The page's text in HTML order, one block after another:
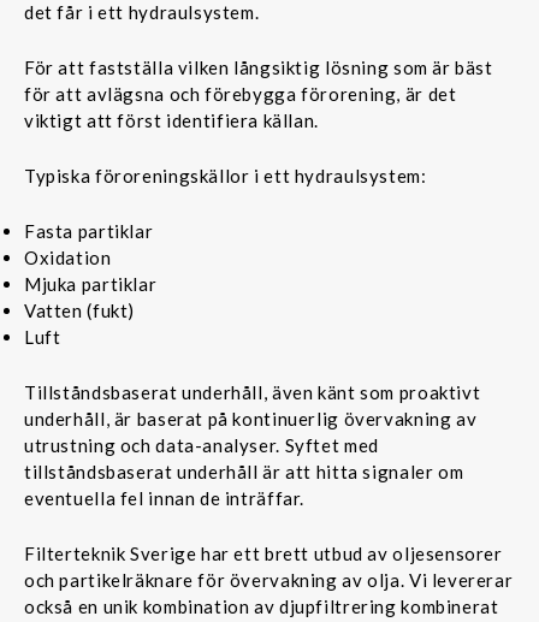
det får i ett hydraulsystem.
För att fastställa vilken långsiktig lösning som är bäst
för att avlägsna och förebygga förorening, är det
viktigt att först identifiera källan.
Typiska föroreningskällor i ett hydraulsystem:
Fasta partiklar
Oxidation
Mjuka partiklar
Vatten (fukt)
Luft
Tillståndsbaserat underhåll, även känt som proaktivt
underhåll, är baserat på kontinuerlig övervakning av
utrustning och data-analyser. Syftet med
tillståndsbaserat underhåll är att hitta signaler om
eventuella fel innan de inträffar.
Filterteknik Sverige har ett brett utbud av oljesensorer
och partikelräknare för övervakning av olja. Vi levererar
också en unik kombination av djupfiltrering kombinerat